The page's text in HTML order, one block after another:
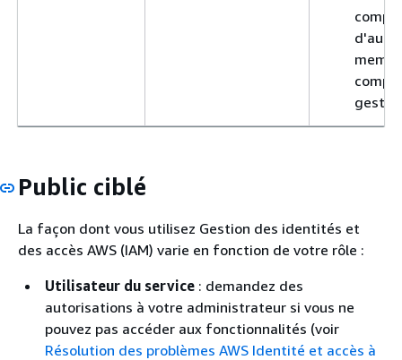
Public ciblé
La façon dont vous utilisez Gestion des identités et
des accès AWS (IAM) varie en fonction de votre rôle :
Utilisateur du service : demandez des
autorisations à votre administrateur si vous ne
pouvez pas accéder aux fonctionnalités (voir
Résolution des problèmes AWS Identité et accès à